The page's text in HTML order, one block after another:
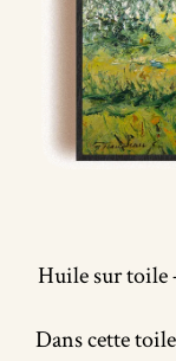
Huile sur toile
Dans cette